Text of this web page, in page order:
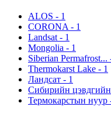
ALOS - 1
CORONA - 1
Landsat - 1
Mongolia - 1
Siberian Permafrost...
Thermokarst Lake - 1
Ландсат - 1
Сибирийн
Термокарстын нуур